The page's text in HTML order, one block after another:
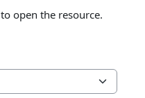
to open the resource.